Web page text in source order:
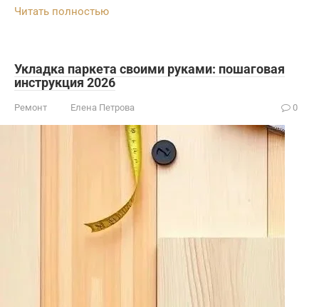
Читать полностью
Укладка паркета своими руками: пошаговая
инструкция 2026
Ремонт Елена Петрова 0